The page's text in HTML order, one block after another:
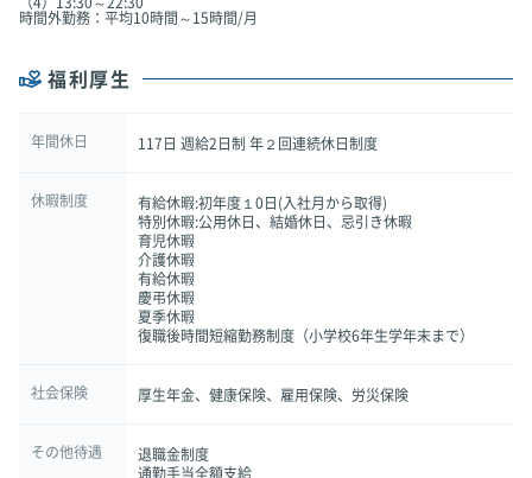
時間外勤務：平均10時間～15時間/月
福利厚生
年間休日 117日 週給2日制 年２回連続休日制度
休暇制度
有給休暇:初年度１0日(入社月から取得)
特別休暇:公用休日、結婚休日、忌引き休暇
育児休暇
介護休暇
有給休暇
慶弔休暇
夏季休暇
復職後時間短縮勤務制度（小学校6年生学年末まで）
社会保険 厚生年金、健康保険、雇用保険、労災保険
その他待遇
退職金制度
通勤手当全額支給